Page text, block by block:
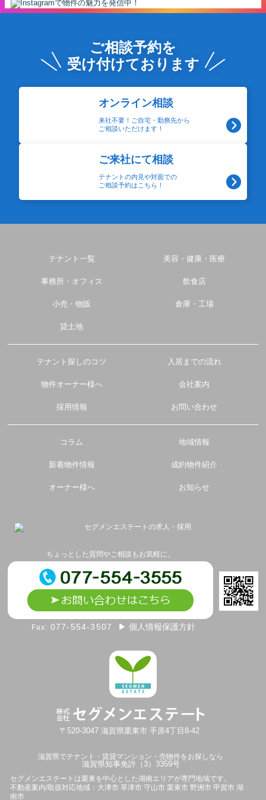
ご相談予約を
受け付けております
オンライン相談
来社不要！ご自宅・勤務先から
ご相談いただけます！
ご来社にて相談
テナントの内見や対面での
ご相談予約はこちら！
テナント一覧 美容・健康・医療
事務所・オフィス 飲食店
小売・物販 倉庫・工場
貸土地
テナント探しのコツ 入居までの流れ
物件オーナー様へ 会社案内
採用情報 お問い合わせ
コラム 地域情報
新着物件情報 成約物件紹介
オーナー様へ お知らせ
ちょっとした質問やご相談もお気軽に。
Fax: 077-554-3507 ▶ 個人情報保護方針
〒520-3047 滋賀県栗東市 手原4丁目8-42
滋賀県でテナント・賃貸マンション・売物件をお探しなら
滋賀県知事免許（3）3359号
セグメンエステートは栗東を中心とした湖南エリアが専門地域です。
不動産案内/取扱対応地域：大津市 草津市 守山市 栗東市 野洲市 甲賀市 湖
南市